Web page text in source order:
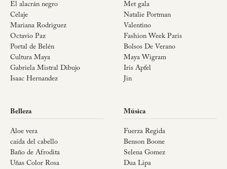
El alacrán negro
Celaje
Mariana Rodriguez
Octavio Paz
Portal de Belén
Cultura Maya
Gabriela Mistral Dibujo
Isaac Hernandez
Met gala
Natalie Portman
Valentino
Fashion Week Paris
Bolsos De Verano
Maya Wigram
Iris Apfel
Jin
Belleza
Aloe vera
caída del cabello
Baño de Afrodita
Uñas Color Rosa
Música
Fuerza Regida
Benson Boone
Selena Gomez
Dua Lipa